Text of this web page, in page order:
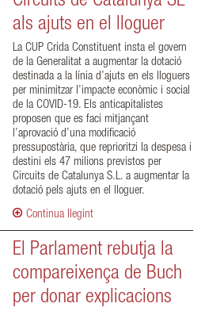
als ajuts en el lloguer
La CUP Crida Constituent insta el govern
de la Generalitat a augmentar la dotació
destinada a la línia d’ajuts en els lloguers
per minimitzar l’impacte econòmic i social
de la COVID-19. Els anticapitalistes
proposen que es faci mitjançant
l’aprovació d’una modificació
pressupostària, que reprioritzi la despesa i
destini els 47 milions previstos per
Circuits de Catalunya S.L. a augmentar la
dotació pels ajuts en el lloguer.
Continua llegint
El Parlament rebutja la
compareixença de Buch
per donar explicacions